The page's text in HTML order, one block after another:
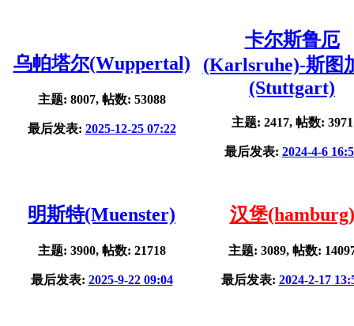
乌帕塔尔(Wuppertal)
主题: 8007, 帖数: 53088
最后发表: 2025-12-25 07:22
卡尔斯鲁厄
(Karlsruhe)-斯图
(Stuttgart)
主题: 2417, 帖数: 3971
最后发表: 2024-4-6
明斯特(Muenster)
主题: 3900, 帖数: 21718
最后发表: 2025-9-22 09:04
汉堡(hamburg)
主题: 3089, 帖数:
最后发表: 2024-2-17